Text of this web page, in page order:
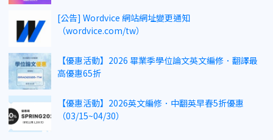
[公告] Wordvice 網站網址變更通知
（wordvice.com/tw）
【優惠活動】2026 畢業季學位論文英文編修．翻譯最
高優惠65折
【優惠活動】2026英文編修．中翻英早春5折優惠
（03/15~04/30）